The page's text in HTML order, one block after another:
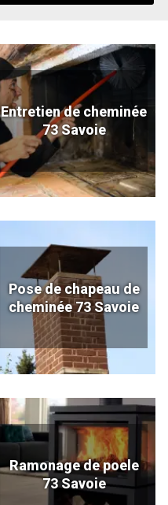
Entretien de cheminée
73 Savoie
Pose de chapeau de
cheminée 73 Savoie
Ramonage de poele
73 Savoie